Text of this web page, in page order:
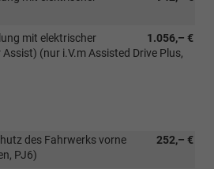
1.056,– €
mit elektrischer
(nur i.V.m Assisted Drive Plus,
252,– €
des Fahrwerks vorne
PJ6)